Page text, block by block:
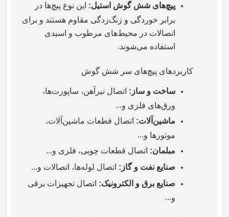
پیچ‌های شش گوش استیل: این نوع پیچ‌ها در
برابر خوردگی و زنگ‌زدگی مقاوم هستند و برای
اتصالات در محیط‌های مرطوب و اسیدی
استفاده می‌شوند.
کاربردهای پیچ‌های سر شش گوش
ساخت و ساز : اتصال تیرآهن، ساپورت‌ها،
ورق‌های فلزی و...
ماشین‌آلات: اتصال قطعات ماشین‌آلات،
موتورها و...
مبلمان: اتصال قطعات چوبی، فلزی و...
صنایع نفت و گاز : اتصال لوله‌ها، اتصالات و...
صنایع برق و الکترونیک: اتصال تجهیزات برقی
و...